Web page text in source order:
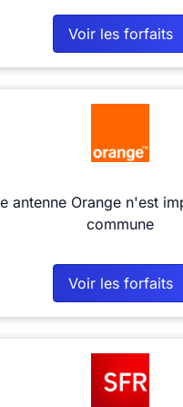
Voir les forfaits
antenne Orange n'est
commune
Voir les forfaits